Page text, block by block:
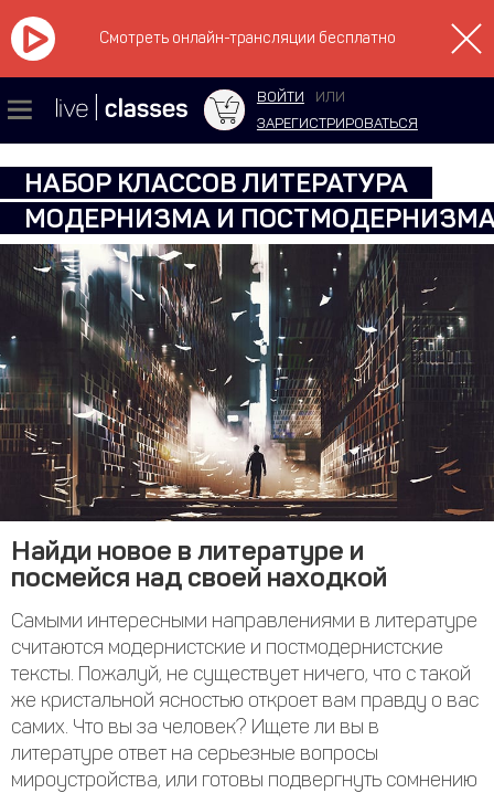
Смотреть онлайн-трансляции бесплатно
ВОЙТИ
ИЛИ
ЗАРЕГИСТРИРОВАТЬСЯ
НАБОР КЛАССОВ ЛИТЕРАТУРА
МОДЕРНИЗМА И
Найди новое в литературе и
посмейся над своей находкой
Самыми интересными направлениями в литературе
считаются модернистские и постмодернистские
тексты. Пожалуй, не существует ничего, что с такой
же кристальной ясностью откроет вам правду о вас
самих. Что вы за человек? Ищете ли вы в
литературе ответ на серьезные вопросы
мироустройства, или готовы подвергнуть сомнению